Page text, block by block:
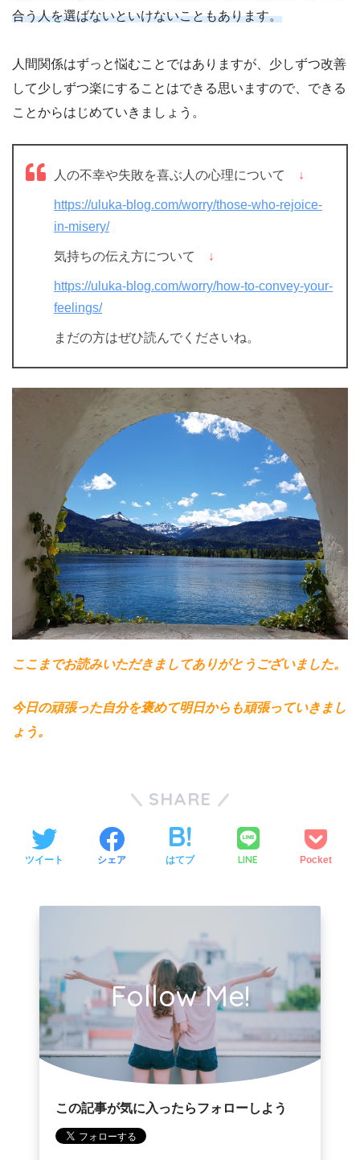
合う人を選ばないといけないこともあります。
人間関係はずっと悩むことではありますが、少しずつ改善
して少しずつ楽にすることはできる思いますので、できる
ことからはじめていきましょう。
人の不幸や失敗を喜ぶ人の心理について ↓
https://uluka-blog.com/worry/those-who-rejoice-
in-misery/
気持ちの伝え方について ↓
https://uluka-blog.com/worry/how-to-convey-your-
feelings/
まだの方はぜひ読んでくださいね。
ここまでお読みいただきましてありがとうございました。
今日の頑張った自分を褒めて明日からも頑張っていきまし
ょう。
SHARE
ツイート シェア はてブ LINE Pocket
Follow Me!
この記事が気に入ったらフォローしよう